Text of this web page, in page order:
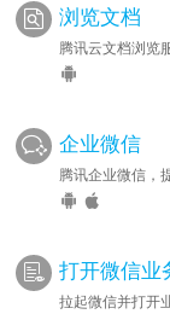
浏览文档
腾讯云文档浏览
企业微信
腾讯企业微信，
打开微信业
拉起微信并打开